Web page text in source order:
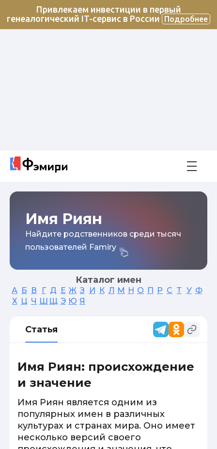
Привлекаем инвестиции в первый
генеалогический IT-сервис в России
Подробнее
Имя Риян
Найдите родственников среди тысяч
пользователей Famiry
Каталог имен
А Б В Г Д Е Ж З И К Л М Н О П Р С Т У Ф
Х Ц Ч Ш Щ Э Ю Я
Статья
Имя Риян: происхождение
и значение
Имя Риян является одним из
популярных имен в различных
культурах и странах мира. Оно имеет
несколько версий своего